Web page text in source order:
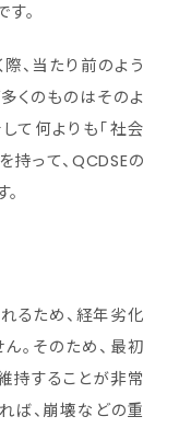
。
、当たり前のよう
くのものはそのよ
て何よりも「社会
持って、QCDSEの
るため、経年劣化
。そのため、最初
持することが非常
ば、崩壊などの重